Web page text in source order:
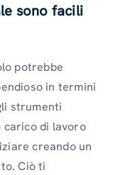
sono facili
potrebbe
in termini
strumenti
carico di lavoro
creando un
Ciò ti